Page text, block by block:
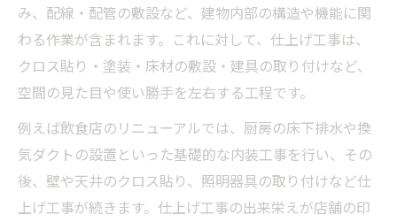
み、配線・配管の敷設など、建物内部の構造や機能に関
わる作業が含まれます。これに対して、仕上げ工事は、
クロス貼り・塗装・床材の敷設・建具の取り付けなど、
空間の見た目や使い勝手を左右する工程です。
例えば飲食店のリニューアルでは、厨房の床下排水や換
気ダクトの設置といった基礎的な内装工事を行い、その
後、壁や天井のクロス貼り、照明器具の取り付けなど仕
上げ工事が続きます。仕上げ工事の出来栄えが店舗の印